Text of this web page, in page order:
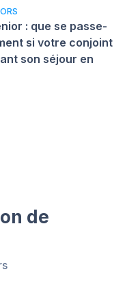
: que se passe-
si votre conjoint
son séjour en
de